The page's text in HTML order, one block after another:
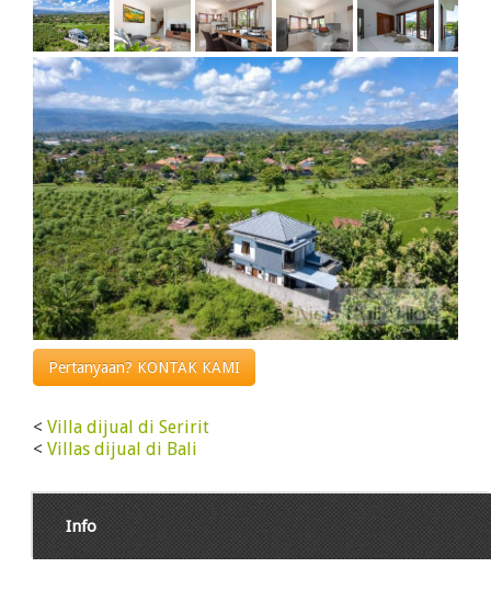
Pertanyaan? KONTAK KAMI
< Villa dijual di Seririt
< Villas dijual di Bali
Info